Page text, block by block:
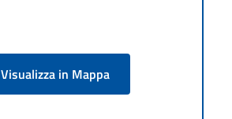
Visualizza in Mappa